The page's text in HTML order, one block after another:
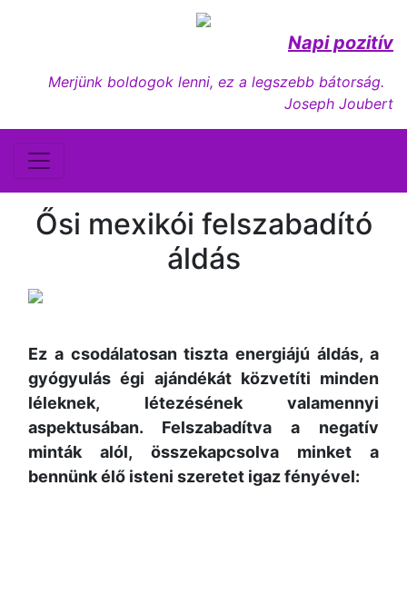
Napi pozitív
Merjünk boldogok lenni, ez a legszebb bátorság.
Joseph Joubert
Ősi mexikói felszabadító
áldás
Ez a csodálatosan tiszta energiájú áldás, a
gyógyulás égi ajándékát közvetíti minden
léleknek, létezésének valamennyi
aspektusában. Felszabadítva a negatív
minták alól, összekapcsolva minket a
bennünk élő isteni szeretet igaz fényével: